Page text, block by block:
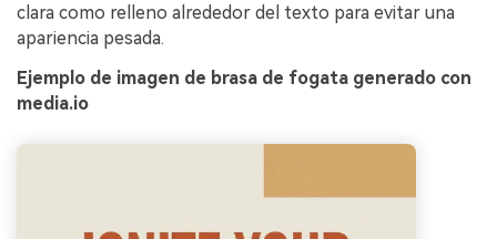
clara como relleno alrededor del texto para evitar una
apariencia pesada.
Ejemplo de imagen de brasa de fogata generado con
media.io